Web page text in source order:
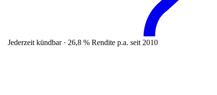
Jederzeit kündbar · 26,8 % Rendite p.a. seit 2010